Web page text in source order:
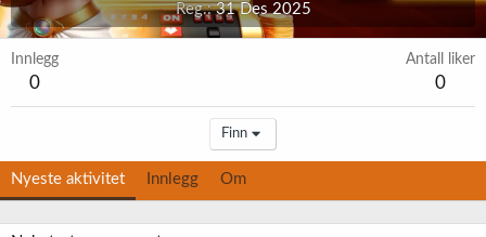
Reg. 31 Des 2025
Innlegg
0
Antall liker
0
Finn
Nyeste aktivitet Innlegg Om